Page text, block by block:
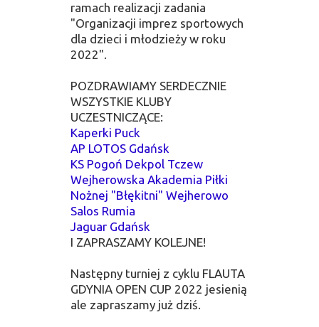
ramach realizacji zadania
"Organizacji imprez sportowych
dla dzieci i młodzieży w roku
2022".
POZDRAWIAMY SERDECZNIE
WSZYSTKIE KLUBY
UCZESTNICZĄCE:
Kaperki Puck
AP LOTOS Gdańsk
KS Pogoń Dekpol Tczew
Wejherowska Akademia Piłki
Nożnej "Błękitni" Wejherowo
Salos Rumia
Jaguar Gdańsk
I ZAPRASZAMY KOLEJNE!
Następny turniej z cyklu FLAUTA
GDYNIA OPEN CUP 2022 jesienią
ale zapraszamy już dziś.